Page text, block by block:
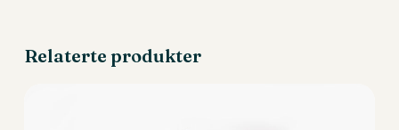
Relaterte produkter